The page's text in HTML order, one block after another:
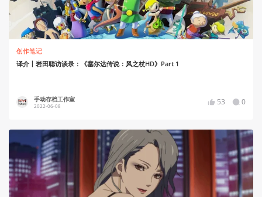
创作笔记
译介丨岩田聪访谈录：《塞尔达传说：风之杖HD》Part 1
手动存档工作室
2022-06-08 53 0